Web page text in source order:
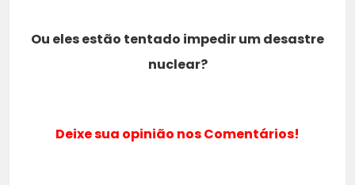
Ou eles estão tentado impedir um desastre
nuclear?
Deixe sua opinião nos Comentários!